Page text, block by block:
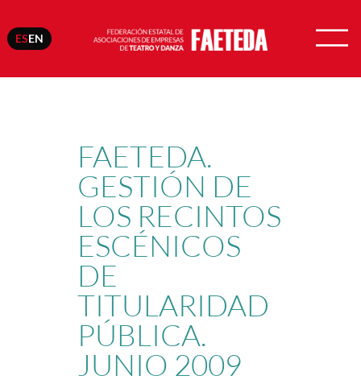
ESEN
Saltar
FAETEDA.
GESTIÓN DE
LOS RECINTOS
ESCÉNICOS
DE
TITULARIDAD
PÚBLICA.
JUNIO 2009